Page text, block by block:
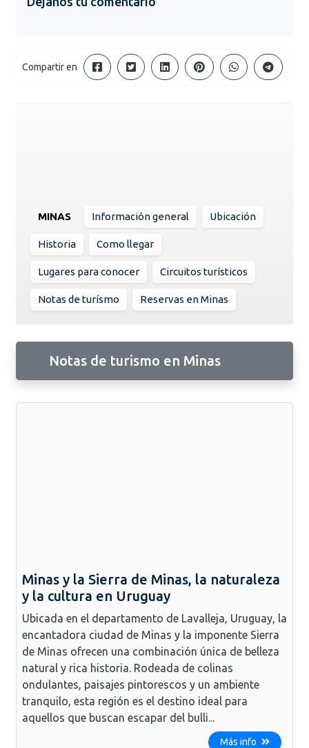
Compartir en
MINAS Información general Ubicación
Historia Como llegar
Lugares para conocer Circuitos turísticos
Notas de turísmo Reservas en Minas
Notas de turismo en Minas
Minas y la Sierra de Minas, la naturaleza
y la cultura en Uruguay
Ubicada en el departamento de Lavalleja, Uruguay, la
encantadora ciudad de Minas y la imponente Sierra
de Minas ofrecen una combinación única de belleza
natural y rica historia. Rodeada de colinas
ondulantes, paisajes pintorescos y un ambiente
tranquilo, esta región es el destino ideal para
aquellos que buscan escapar del bulli...
Más info